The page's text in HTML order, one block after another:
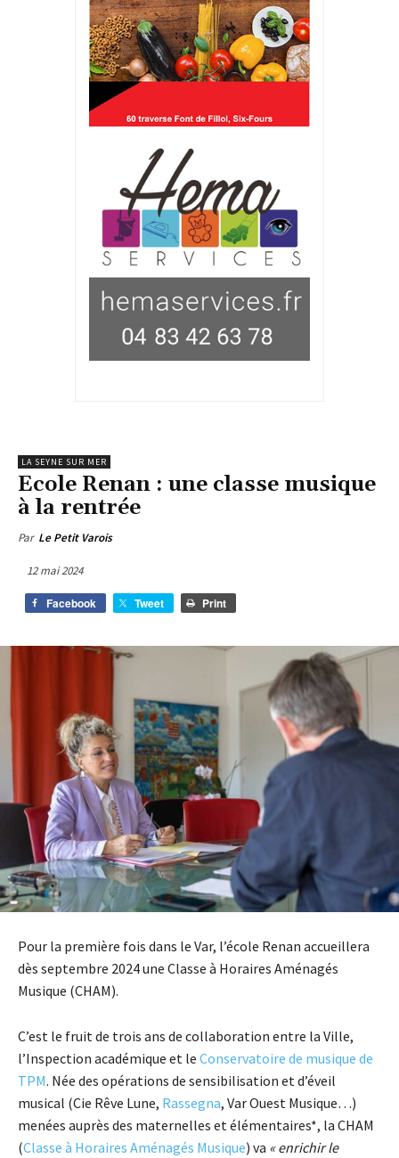
LA SEYNE SUR MER
Ecole Renan : une classe musique
à la rentrée
Par Le Petit Varois
12 mai 2024
Facebook Tweet Print
Pour la première fois dans le Var, l’école Renan accueillera
dès septembre 2024 une Classe à Horaires Aménagés
Musique (CHAM).
C’est le fruit de trois ans de collaboration entre la Ville,
l’Inspection académique et le Conservatoire de musique de
TPM. Née des opérations de sensibilisation et d’éveil
musical (Cie Rêve Lune, Rassegna, Var Ouest Musique…)
menées auprès des maternelles et élémentaires*, la CHAM
(Classe à Horaires Aménagés Musique) va « enrichir le